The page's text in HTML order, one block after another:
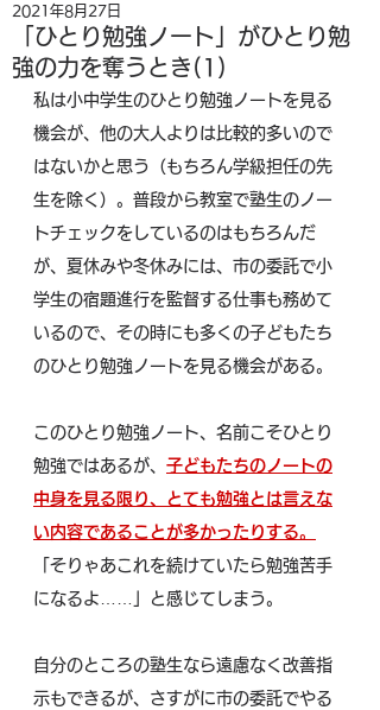
「ひとり勉強ノート」がひとり勉
強の力を奪うとき(1)
2021年8月27日
私は小中学生のひとり勉強ノートを見る
機会が、他の大人よりは比較的多いので
はないかと思う（もちろん学級担任の先
生を除く）。普段から教室で塾生のノー
トチェックをしているのはもちろんだ
が、夏休みや冬休みには、市の委託で小
学生の宿題進行を監督する仕事も務めて
いるので、その時にも多くの子どもたち
のひとり勉強ノートを見る機会がある。
このひとり勉強ノート、名前こそひとり
勉強ではあるが、 子どもたちのノートの
中身を見る限り、とても勉強とは言えな
い内容であることが多かったりする。
「そりゃあこれを続けていたら勉強苦手
になるよ……」と感じてしまう。
自分のところの塾生なら遠慮なく改善指
示もできるが、さすがに市の委託でやる